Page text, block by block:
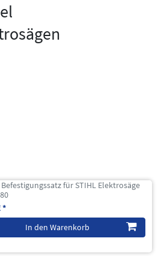
für STIHL Elektrosäge
*
In den Warenkorb